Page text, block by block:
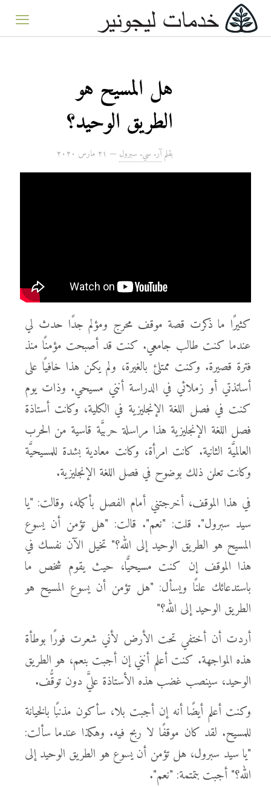
هل المسيح هو
الطريق الوحيد؟
بقلم آر. سي. سبرول — ۲۱ مارس ۲۰۲۰
كثيرًا ما ذكرت قصة موقف محرج ومؤلم جدًا حدث لي
عندما كنت طالب جامعي. كنت قد أصبحت مؤمنًا منذ
فترة قصيرة. وكنت ممتلئ بالغيرة، ولم يكن هذا خافيًا على
أساتذتي أو زملائي في الدراسة أنني مسيحي. وذات يوم
كنت في فصل اللغة الإنجليزية في الكلية، وكانت أستاذة
فصل اللغة الإنجليزية هذا مراسلة حربيَّة قاسية من الحرب
العالميَّة الثانية. كانت امرأة، وكانت معادية بشدة للمسيحيَّة
وكانت تعلن ذلك بوضوح في فصل اللغة الإنجليزية.
في هذا الموقف، أخرجتني أمام الفصل بأكمله، وقالت: "يا
سيد سبرول". قلت: "نعم". قالت: "هل تؤمن أن يسوع
المسيح هو الطريق الوحيد إلى الله؟" تخيل الآن نفسك في
هذا الموقف إن كنت مسيحيًّا، حيث يقوم شخص ما
باستدعائك علنًا ويسأل: "هل تؤمن أن يسوع المسيح هو
الطريق الوحيد إلى الله؟"
أردت أن أختفي تحت الأرض لأني شعرت فورًا بوطأة
هذه المواجهة. كنت أعلم أنني إن أجبت بنعم، هو الطريق
الوحيد، سينصب غضب هذه الأستاذة عليَّ دون توقُّف.
وكنت أعلم أيضًا أنه إن أجبت بلا، سأكون مذنبًا بالخيانة
للمسيح. لقد كان موقفًا لا ربح فيه. وهكذا عندما سألت:
"يا سيد سبرول، هل تؤمن أن يسوع هو الطريق الوحيد إلى
الله؟" أجبت بتمتمة: "نعم".